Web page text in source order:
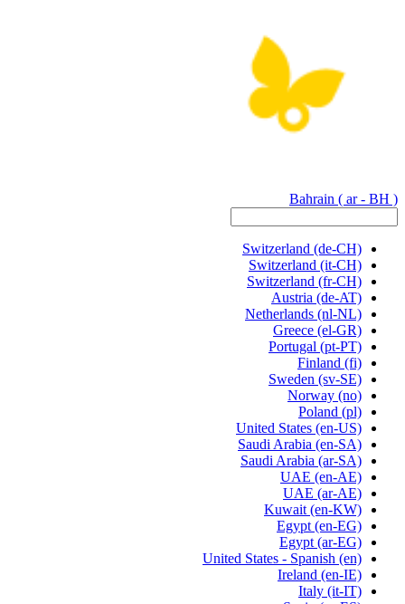
Bahrain ( ar - BH )
Switzerland (de-CH)
Switzerland (it-CH)
Switzerland (fr-CH)
Austria (de-AT)
Netherlands (nl-NL)
Greece (el-GR)
Portugal (pt-PT)
Finland (fi)
Sweden (sv-SE)
Norway (no)
Poland (pl)
United States (en-US)
Saudi Arabia (en-SA)
Saudi Arabia (ar-SA)
UAE (en-AE)
UAE (ar-AE)
Kuwait (en-KW)
Egypt (en-EG)
Egypt (ar-EG)
United States - Spanish (en)
Ireland (en-IE)
Italy (it-IT)